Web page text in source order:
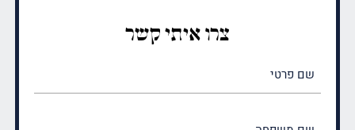
צרו איתי קשר
(חובה)